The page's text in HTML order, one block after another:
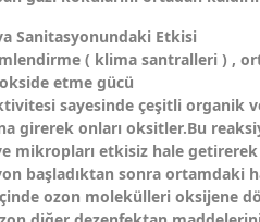
Sanitasyonundaki Etkisi
( klima santralleri ) ,
etme gücü
sayesinde çeşitli organik
girerek onları oksitler.Bu
mikropları etkisiz hale getirerek
başladıktan sonra ortamdaki
ozon molekülleri oksijene